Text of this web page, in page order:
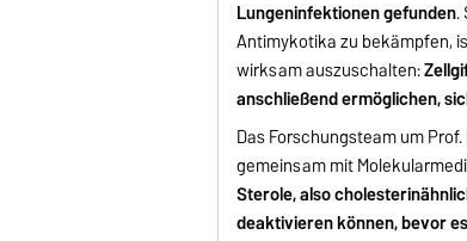
Lungeninfektionen gefunden.
Antimykotika zu bekämpfen,
wirksam auszuschalten:
anschließend ermöglichen,
Das Forschungsteam um
gemeinsam mit
Sterole, also
deaktivieren können, bevor